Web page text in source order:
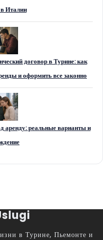
Италии
договор в Турине: как
и оформить все законно
аренду: реальные варианты и
в Турине, Пьемонте и